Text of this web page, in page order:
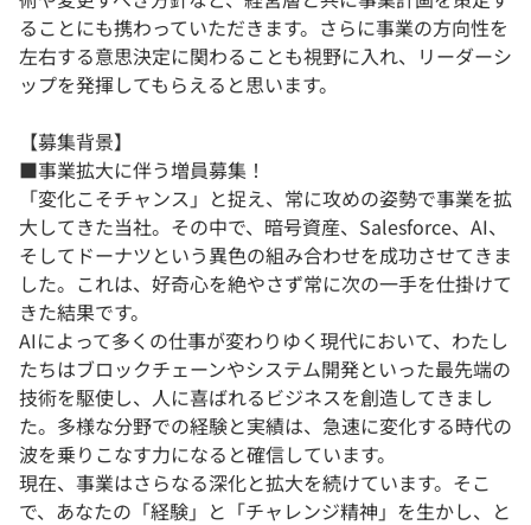
ることにも携わっていただきます。さらに事業の方向性を
左右する意思決定に関わることも視野に入れ、リーダーシ
ップを発揮してもらえると思います。
【募集背景】
■事業拡大に伴う増員募集！
「変化こそチャンス」と捉え、常に攻めの姿勢で事業を拡
大してきた当社。その中で、暗号資産、Salesforce、AI、
そしてドーナツという異色の組み合わせを成功させてきま
した。これは、好奇心を絶やさず常に次の一手を仕掛けて
きた結果です。
AIによって多くの仕事が変わりゆく現代において、わたし
たちはブロックチェーンやシステム開発といった最先端の
技術を駆使し、人に喜ばれるビジネスを創造してきまし
た。多様な分野での経験と実績は、急速に変化する時代の
波を乗りこなす力になると確信しています。
現在、事業はさらなる深化と拡大を続けています。そこ
で、あなたの「経験」と「チャレンジ精神」を生かし、と